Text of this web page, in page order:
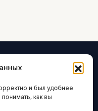
и был удобнее
как вы
IN